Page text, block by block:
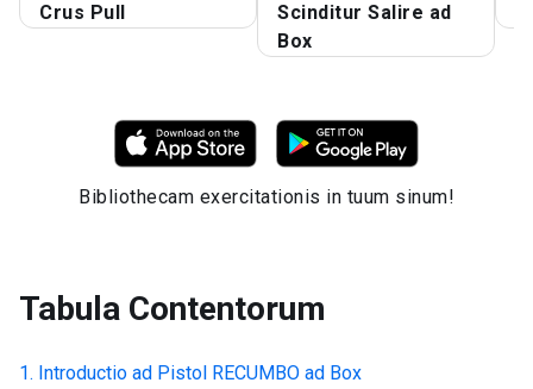
Crus Pull
Scinditur Salire ad
Box
Bibliothecam exercitationis in tuum sinum!
Tabula Contentorum
Introductio ad Pistol RECUMBO ad Box